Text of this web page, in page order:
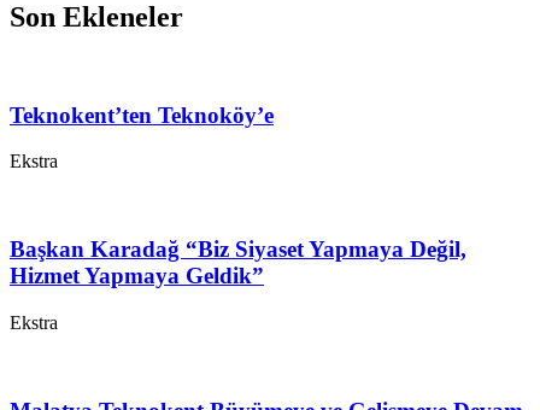
Son Ekleneler
Teknokent’ten Teknoköy’e
Ekstra
Başkan Karadağ “Biz Siyaset Yapmaya Değil,
Hizmet Yapmaya Geldik”
Ekstra